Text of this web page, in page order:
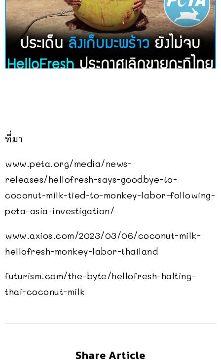
ที่มา
www.peta.org/media/news-
releases/hellofresh-says-goodbye-to-
coconut-milk-tied-to-monkey-labor-following-
peta-asia-investigation/
www.axios.com/2023/03/06/coconut-milk-
hellofresh-monkey-labor-thailand
futurism.com/the-byte/hellofresh-halting-
thai-coconut-milk
Share Article